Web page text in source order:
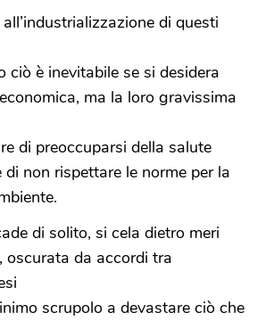
di questi
ciò è inevitabile se si desidera
ma la loro gravissima
di preoccuparsi della salute
di non rispettare le norme per la
di solito, si cela dietro meri
oscurata da accordi tra
scrupolo a devastare ciò che